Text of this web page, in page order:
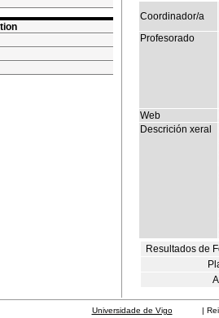
Coordinador/a
Profesorado
Web
Descrición xeral
Resultados de
Universidade de Vigo| Reitoría |